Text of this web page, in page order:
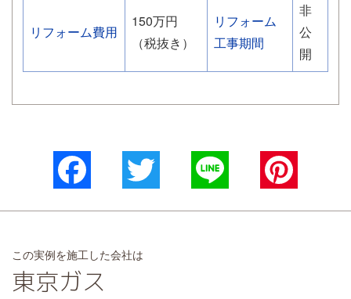
リフォーム費用
150万円
（税抜き）
リフォーム
工事期間
非
公
開
Facebook
この実例を施工した会社は
東京ガス